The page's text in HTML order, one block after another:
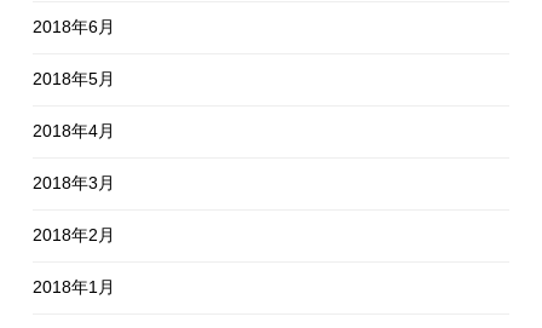
2018年6月
2018年5月
2018年4月
2018年3月
2018年2月
2018年1月